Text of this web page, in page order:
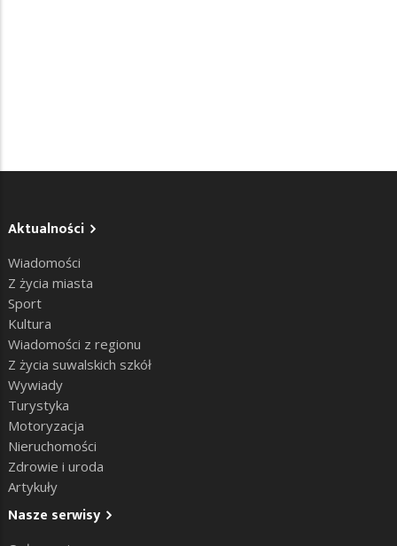
Aktualności
Wiadomości
Z życia miasta
Sport
Kultura
Wiadomości z regionu
Z życia suwalskich szkół
Wywiady
Turystyka
Motoryzacja
Nieruchomości
Zdrowie i uroda
Artykuły
Nasze serwisy